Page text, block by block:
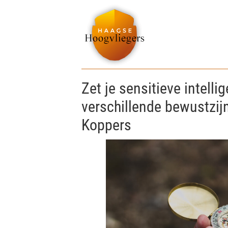
Zet je sensitieve
verschillende
Koppers